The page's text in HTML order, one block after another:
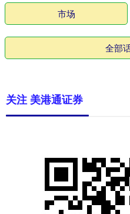
市场
全部
关注 美港通证券